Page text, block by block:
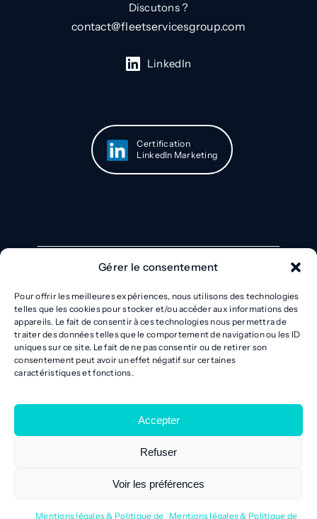
Gérer le consentement
Pour offrir les meilleures expériences, nous utilisons des technologies
telles que les cookies pour stocker et/ou accéder aux informations des
appareils. Le fait de consentir à ces technologies nous permettra de
traiter des données telles que le comportement de navigation ou les ID
uniques sur ce site. Le fait de ne pas consentir ou de retirer son
consentement peut avoir un effet négatif sur certaines
caractéristiques et fonctions.
Accepter
Refuser
Voir les préférences
Mentions légales & Politique de Mentions légales & Politique de
Discutons ?
contact@fleetservicesgroup.com
LinkedIn
Certification
LinkedIn Marketing
Contact
02 99 23 99 00
11 rue André et Yvonne Meynier – Le
Ponthus, 35000 Rennes
L’agence
Recrutement